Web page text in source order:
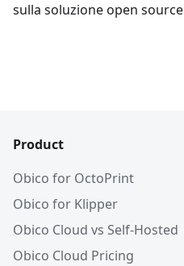
sulla soluzione open source
Product
Obico for OctoPrint
Obico for Klipper
Obico Cloud vs Self-Hosted
Obico Cloud Pricing